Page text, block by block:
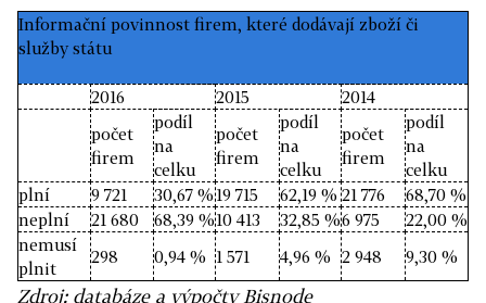
Informační povinnost firem, které dodávají zboží či
služby státu
2016 2015
2014
počet
firem
podíl
na
celku
počet
firem
podíl
na
celku
počet
firem
podíl
na
celku
plní
9 721 30,67 %19 715 62,19 % 21 776
68,70 %
neplní
21 680 68,39 %10 413 32,85 %6 975
22,00 %
nemusí
plnit
298 0,94 % 1 571 4,96 % 2 948 9,30 %
Zdroj: databáze a výpočty Bisnode